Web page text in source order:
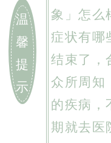
温
馨
提
示
象」怎么
症状有哪
结束了，
众所周知
的疾病，
期就去医